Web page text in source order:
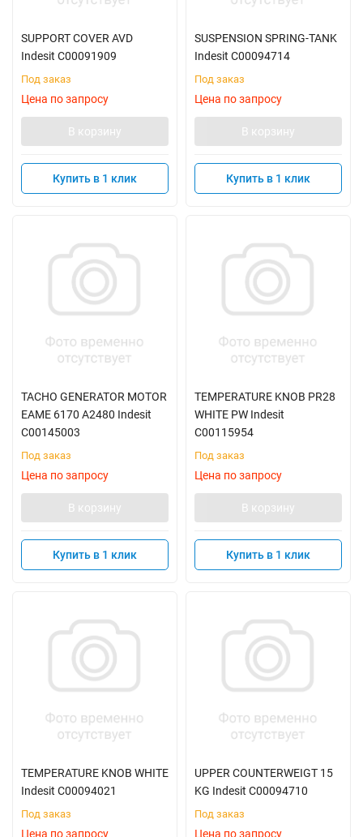
SUPPORT COVER AVD
Indesit C00091909
Под заказ
Цена по запросу
В корзину
Купить в 1 клик
SUSPENSION SPRING-TANK
Indesit C00094714
Под заказ
Цена по запросу
В корзину
Купить в 1 клик
TACHO GENERATOR MOTOR
EAME 6170 A2480 Indesit
C00145003
Под заказ
Цена по запросу
В корзину
Купить в 1 клик
TEMPERATURE KNOB PR28
WHITE PW Indesit
C00115954
Под заказ
Цена по запросу
В корзину
Купить в 1 клик
TEMPERATURE KNOB WHITE
Indesit C00094021
Под заказ
Цена по запросу
UPPER COUNTERWEIGT 15
KG Indesit C00094710
Под заказ
Цена по запросу